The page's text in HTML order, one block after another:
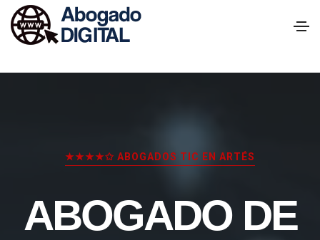
★★★★✩ ABOGADOS TIC EN ARTÉS
ABOGADO DE